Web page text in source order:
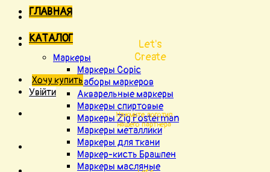
ГЛАВНАЯ
КАТАЛОГ
Маркеры
Маркеры Copic
Наборы маркеров
Акварельные маркеры
Маркеры спиртовые
Маркеры Zig Posterman
Маркеры металлики
Маркеры для ткани
Маркер-кисть Брашпен
Маркеры масляные
Let's
Create
Хочу купить
Увійти
Нажмите логотип
нашего партнера